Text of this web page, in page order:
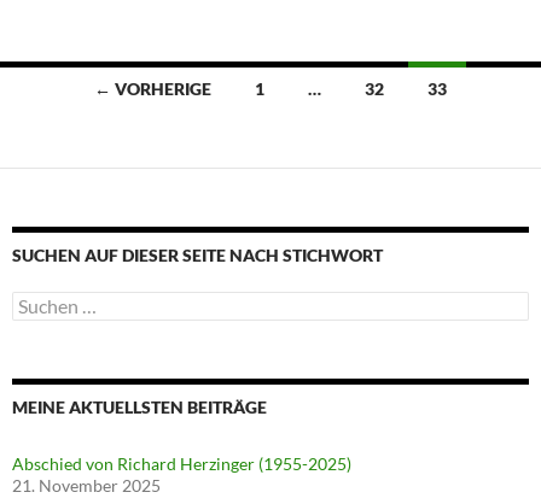
Beitragsnavigation
← VORHERIGE 1 … 32 33
SUCHEN AUF DIESER SEITE NACH STICHWORT
Suche
nach:
MEINE AKTUELLSTEN BEITRÄGE
Abschied von Richard Herzinger (1955-2025)
21. November 2025